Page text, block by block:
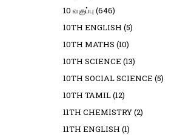
10 வகுப்பு (646)
10TH ENGLISH (5)
10TH MATHS (10)
10TH SCIENCE (13)
10TH SOCIAL SCIENCE (5)
10TH TAMIL(12)
11TH CHEMISTRY(2)
11TH ENGLISH (1)